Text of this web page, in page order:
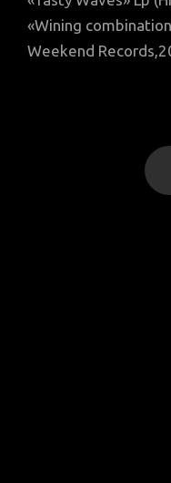
«Wining
Weekend